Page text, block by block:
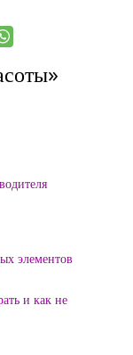
элементов
и как не